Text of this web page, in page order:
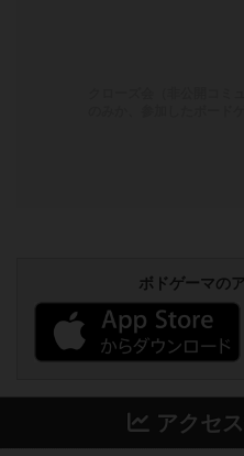
ボドゲーマの
アクセ